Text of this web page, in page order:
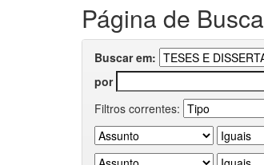
Página de Busca
Buscar em:
por
Filtros correntes: